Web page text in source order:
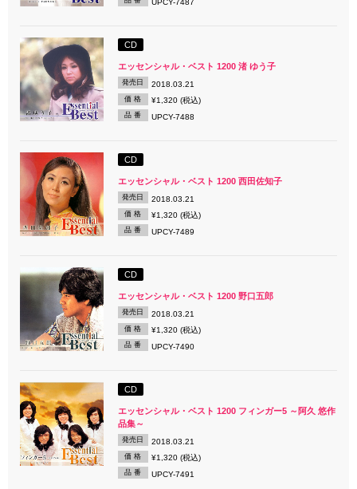
CD
エッセンシャル・ベスト 1200 渚 ゆう子
発売日 2018.03.21
価 格 ¥1,320 (税込)
品 番 UPCY-7488
CD
エッセンシャル・ベスト 1200 西田佐知子
発売日 2018.03.21
価 格 ¥1,320 (税込)
品 番 UPCY-7489
CD
エッセンシャル・ベスト 1200 野口五郎
発売日 2018.03.21
価 格 ¥1,320 (税込)
品 番 UPCY-7490
CD
エッセンシャル・ベスト 1200 フィンガー5 ～阿久 悠作
品集～
発売日 2018.03.21
価 格 ¥1,320 (税込)
品 番 UPCY-7491